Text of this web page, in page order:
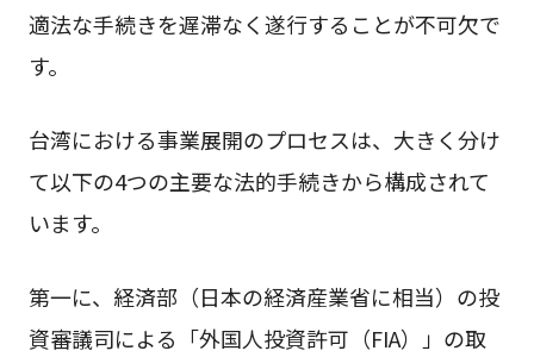
適法な手続きを遅滞なく遂行することが不可欠で
す。
台湾における事業展開のプロセスは、大きく分け
て以下の4つの主要な法的手続きから構成されて
います。
第一に、経済部（日本の経済産業省に相当）の投
資審議司による「外国人投資許可（FIA）」の取